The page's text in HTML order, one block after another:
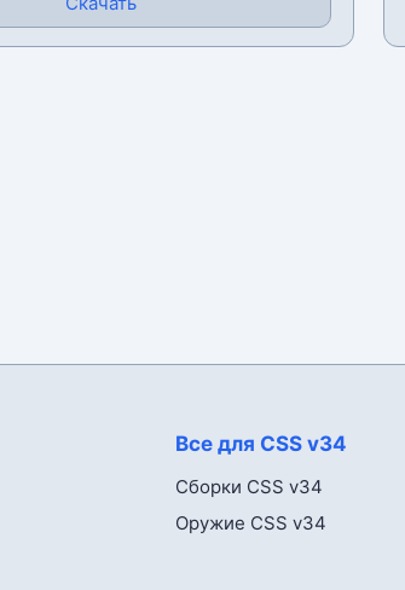
Все для CSS v34
Сборки CSS v34
Оружие CSS v34